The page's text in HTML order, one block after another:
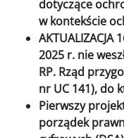
dotyczące
w kontekście
2025 r. nie
RP. Rząd
nr UC 141), do
Pierwszy
porządek